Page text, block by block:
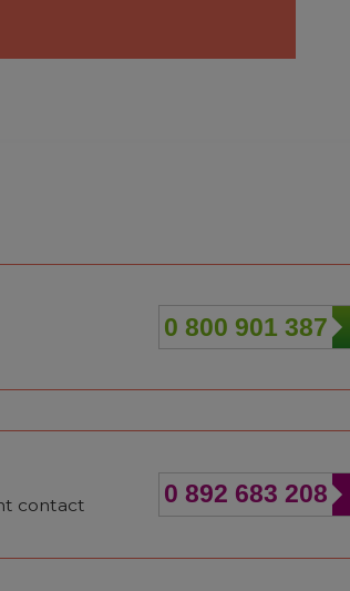
0 800 901 387
contact
0 892 683 208